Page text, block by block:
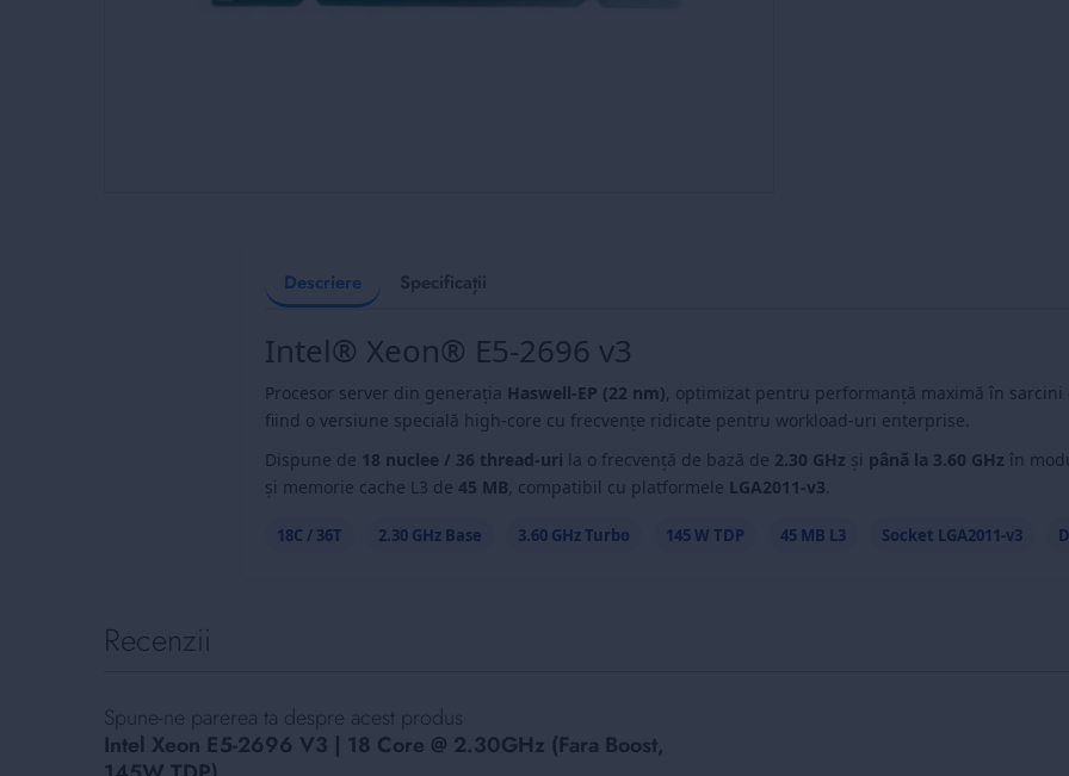
Descriere Specificații
Intel® Xeon® E5-2696 v3
Procesor server din generația Haswell-EP (22 nm), optimizat pentru performanță maximă în sarcini
fiind o versiune specială high-core cu frecvențe ridicate pentru workload-uri enterprise.
Dispune de 18 nuclee / 36 thread-uri la o frecvență de bază de 2.30 GHz și până la 3.60 GHz în
și memorie cache L3 de 45 MB, compatibil cu platformele LGA2011-v3
18C / 36T 2.30 GHz Base 3.60 GHz Turbo 145 W TDP 45 MB L3 Socket LGA2011-v3
Recenzii
Spune-ne parerea ta despre acest produs
Intel Xeon E5-2696 V3 | 18 Core @ 2.30GHz (Fara Boost,